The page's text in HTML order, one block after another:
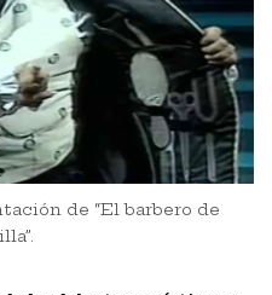
de “El barbero de